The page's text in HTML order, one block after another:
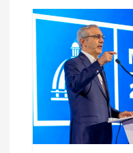
e
e
n
t